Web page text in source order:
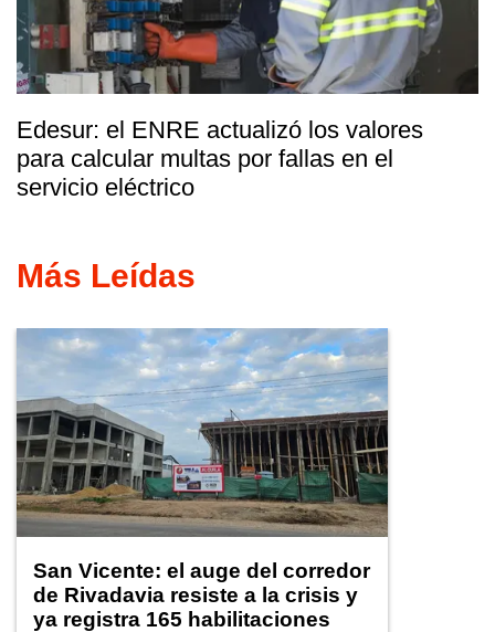
Edesur: el ENRE actualizó los valores
para calcular multas por fallas en el
servicio eléctrico
Más Leídas
San Vicente: el auge del corredor
de Rivadavia resiste a la crisis y
ya registra 165 habilitaciones